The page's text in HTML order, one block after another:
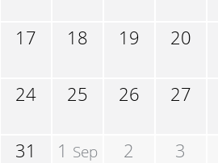
17 18 19 20
24 25 26 27
31 1 Sep 2 3